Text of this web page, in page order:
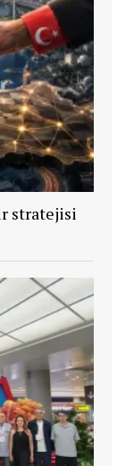
stratejisi